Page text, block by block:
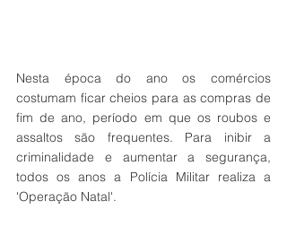
Nesta época do ano os comércios
costumam ficar cheios para as compras de
fim de ano, período em que os roubos e
assaltos são frequentes. Para inibir a
criminalidade e aumentar a segurança,
todos os anos a Polícia Militar realiza a
'Operação Natal'.